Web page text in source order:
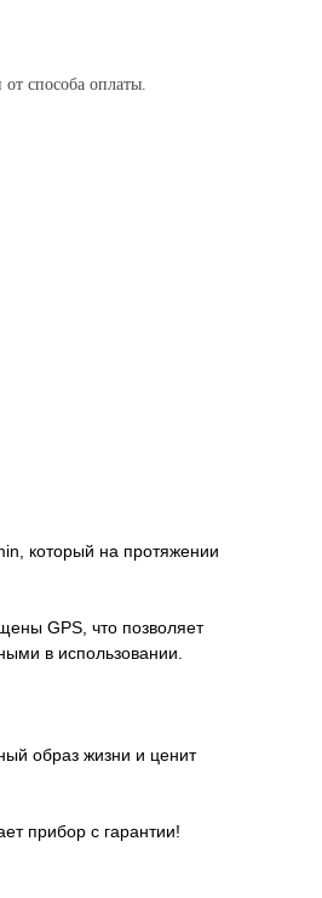
способа оплаты.
который на протяжении
GPS, что позволяет
в использовании.
образ жизни и ценит
прибор с гарантии!